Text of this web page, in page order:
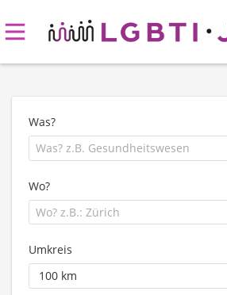
Was?
Wo?
Umkreis